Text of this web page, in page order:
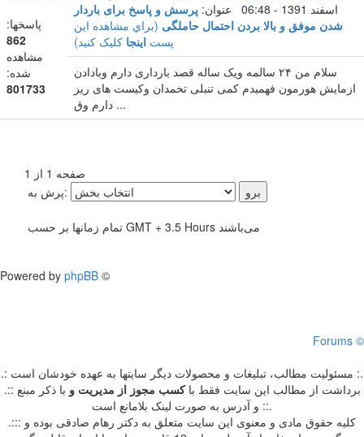
پاسخها:
862
مشاهده
شده:
801733
اسفند 1391 - 06:48 عنوان:
پرسش و پاسخ برای باردار
شدن موفق و بالا بردن احتمال حاملگی (براي مشاهده اين
پست اينجا کليک کنيد)
سلام من ۲۴ سالمه ویک ساله قصد بارداری دارم وبادادن
ازمایش هورمون فهمیدم کمی تنبلی تخمدان وکیست های ریز
دارم وق ...
صفحه 1 از 1
پرش به:
تمام زمانها بر حسب GMT + 3.5 Hours می‌باشند
Powered by phpBB ©
Forums ©
.: مسئوليت مطالب، تبليغات و محصولات ديگر سايتها به عهده خودشان است :.
.:: برداشت از مطالب اين سايت فقط باکسب مجوز از مدیریت و با ذکر مبنع
و آدرس به صورت لینک بلامانع است ::.
.::: کلیه حقوق مادی و معنوی این سایت متعلق به دکتر رهام صادقی بوده و